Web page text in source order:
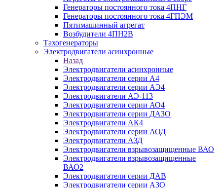
Генераторы постоянного тока 4ПНГ
Генераторы постоянного тока 4ГПЭМ
Пятимашинный агрегат
Возбудители 4ПН2В
Тахогенераторы
Электродвигатели асинхронные
Назад
Электродвигатели асинхронные
Электродвигатели серии А4
Электродвигатели серии АЭ4
Электродвигатели АЭ-113
Электродвигатели серии АО4
Электродвигатели серии ДАЗО
Электродвигатели АК4
Электродвигатели серии АОД
Электродвигатели АЗД
Электродвигатели взрывозащищенные ВАО
Электродвигатели взрывозащищенные
ВАО2
Электродвигатели серии ДАВ
Электродвигатели серии АЗО